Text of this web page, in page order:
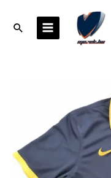
contentSearchMENU